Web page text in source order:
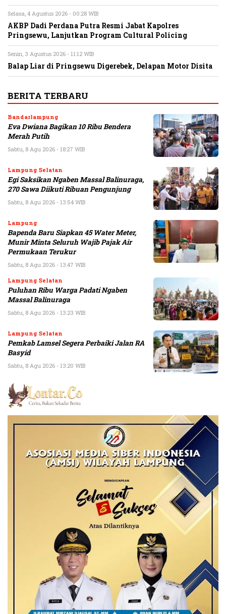
Selasa, 4 Agustus 2026 - 00:28 WIB
AKBP Dadi Perdana Putra Resmi Jabat Kapolres
Pringsewu, Lanjutkan Program Cultural Policing
Senin, 3 Agustus 2026 - 11:12 WIB
Balap Liar di Pringsewu Digerebek, Delapan Motor Disita
BERITA TERBARU
Bandarlampung
Eva Dwiana Bagikan 10 Ribu Bendera
Merah Putih
Sabtu, 8 Agu 2026 - 18:27 WIB
Lampung Selatan
Egi Saksikan Ngaben Massal Balinuraga,
270 Sawa Diikuti Ribuan Pengunjung
Sabtu, 8 Agu 2026 - 13:54 WIB
Lampung
Bapenda Baru Siapkan 45 Water Meter,
Munir Minta Seluruh Wajib Pajak Air
Permukaan Terukur
Sabtu, 8 Agu 2026 - 13:47 WIB
Lampung Selatan
Puluhan Ribu Warga Padati Ngaben
Massal Balinuraga
Sabtu, 8 Agu 2026 - 13:23 WIB
Lampung Selatan
Pemkab Lamsel Segera Perbaiki Jalan RA
Basyid
Sabtu, 8 Agu 2026 - 13:20 WIB